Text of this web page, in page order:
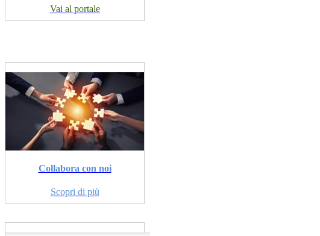
Vai al portale
Collabora con noi
Scopri di più